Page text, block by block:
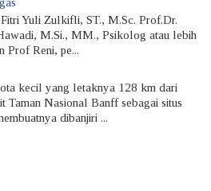
Yuli Zulkifli, ST., M.Sc. Prof.Dr.
M.Si., MM., Psikolog atau lebih
Prof Reni, pe...
kecil yang letaknya 128 km dari
Taman Nasional Banff sebagai situs
dibanjiri ...